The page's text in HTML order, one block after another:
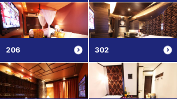
206 302